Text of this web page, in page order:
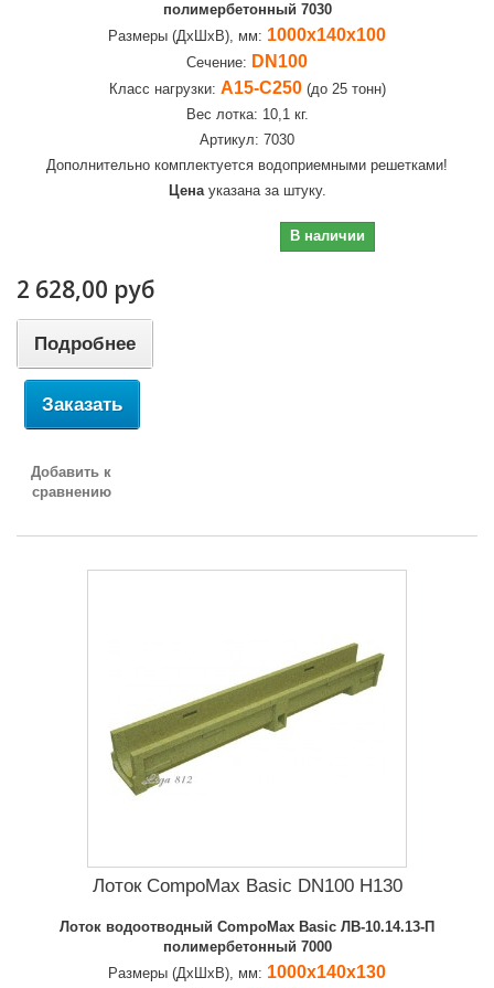
полимербетонный 7030
Размеры (ДхШхВ), мм: 1000х140х100
Сечение: DN100
Класс нагрузки: А15-С250(до 25 тонн)
Вес лотка: 10,1 кг.
Артикул: 7030
Дополнительно комплектуется водоприемными решетками!
Ценауказана за штуку.
В наличии
2 628,00 руб
Подробнее
Заказать
Добавить к
сравнению
Лоток CompoMax Basic DN100 H130
Лоток водоотводный CompoMax Basic ЛВ-10.14.13-П
полимербетонный 7000
Размеры (ДхШхВ), мм: 1000х140х130